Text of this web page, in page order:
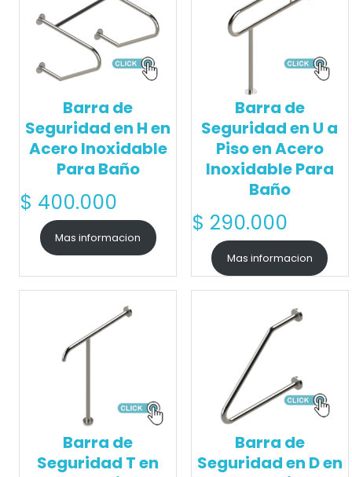
Barra de
Seguridad en H en
Acero Inoxidable
Para Baño
$ 400.000
Mas informacion
Barra de
Seguridad en U a
Piso en Acero
Inoxidable Para
Baño
$ 290.000
Mas informacion
Barra de
Seguridad T en
Barra de
Seguridad en D en